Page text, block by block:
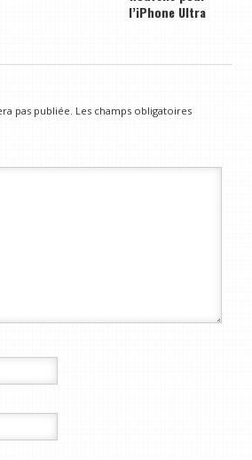
l’iPhone Ultra
pas publiée. Les champs obligatoires